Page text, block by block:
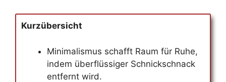
Kurzübersicht
Minimalismus schafft Raum für Ruhe,
indem überflüssiger Schnickschnack
entfernt wird.